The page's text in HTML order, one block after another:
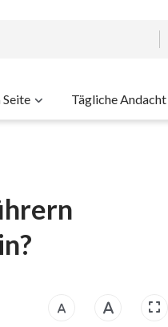
Seite Tägliche Andacht